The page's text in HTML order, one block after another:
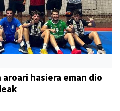
hasiera eman dio